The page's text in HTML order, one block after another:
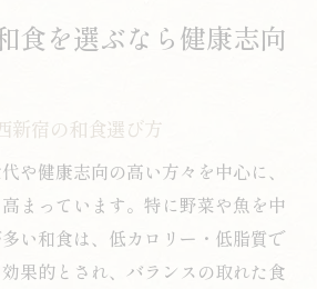
食を選ぶなら健康志向
新宿の和食選び方
や健康志向の高い方々を中心に、
まっています。特に野菜や魚を中
い和食は、低カロリー・低脂質で
果的とされ、バランスの取れた食